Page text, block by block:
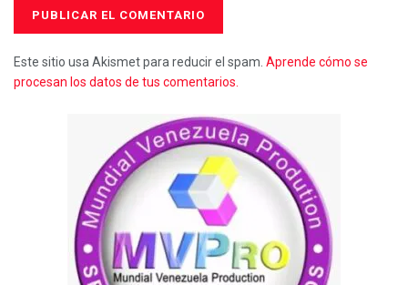
Este sitio usa Akismet para reducir el spam. Aprende cómo se
procesan los datos de tus comentarios.